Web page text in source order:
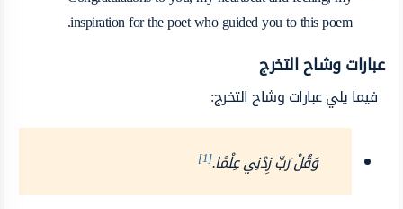
inspiration for the poet who guided you to this poem.
عبارات وشاح التخرج
فيما يلي عبارات وشاح التخرج:
وَقُلْ رَبِّ زِدْنِي عِلْمًا.[1]